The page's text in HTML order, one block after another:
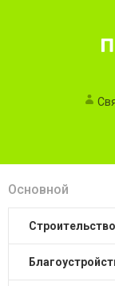
Основной
строительство